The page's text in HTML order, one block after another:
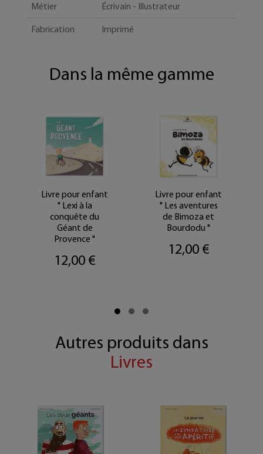
Métier Écrivain - Illustrateur
Fabrication Imprimé
Dans la même gamme
Livre pour enfant
" Lexi à la
conquête du
Géant de
Provence "
12,00 €
Livre pour enfant
" Les aventures
de Bimoza et
Bourdodu "
12,00 €
Autres produits dans
Livres